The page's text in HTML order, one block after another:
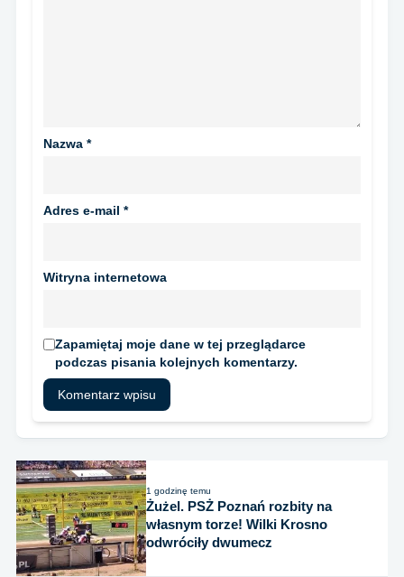
Nazwa *
Adres e-mail *
Witryna internetowa
Zapamiętaj moje dane w tej przeglądarce
podczas pisania kolejnych komentarzy.
1 godzinę temu
Żużel. PSŻ Poznań rozbity na
własnym torze! Wilki Krosno
odwróciły dwumecz